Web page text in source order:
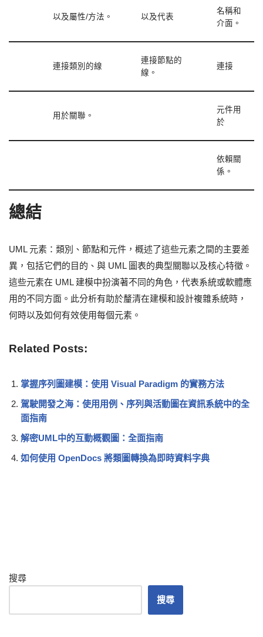
以及屬性/方法。 以及代表
名稱和
介面。
連接類別的線
連接節點的
線。
連接
用於關聯。
元件用
於
依賴關
係。
總結
UML 元素：類別、節點和元件，概述了這些元素之間的主要差
異，包括它們的目的、與 UML 圖表的典型關聯以及核心特徵。
這些元素在 UML 建模中扮演著不同的角色，代表系統或軟體應
用的不同方面。此分析有助於釐清在建模和設計複雜系統時，
何時以及如何有效使用每個元素。
Related Posts:
掌握序列圖建模：使用 Visual Paradigm 的實務方法
駕駛開發之海：使用用例、序列與活動圖在資訊系統中的全
面指南
解密UML中的互動概觀圖：全面指南
如何使用 OpenDocs 將類圖轉換為即時資料字典
搜尋
搜尋